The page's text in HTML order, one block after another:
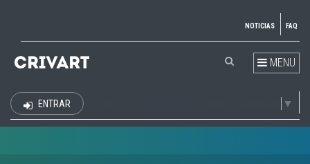
NOTICIAS FAQ
MENU
▼
ENTRAR